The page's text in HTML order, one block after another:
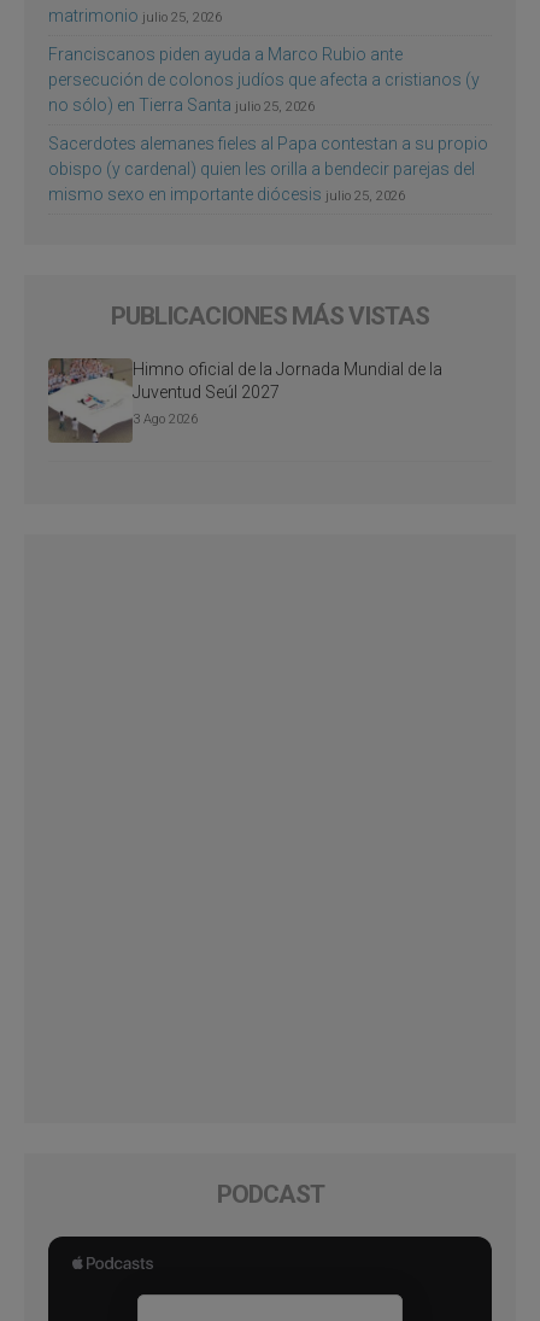
matrimonio julio 25, 2026
Franciscanos piden ayuda a Marco Rubio ante
persecución de colonos judíos que afecta a cristianos (y
no sólo) en Tierra Santa julio 25, 2026
Sacerdotes alemanes fieles al Papa contestan a su propio
obispo (y cardenal) quien les orilla a bendecir parejas del
mismo sexo en importante diócesis julio 25, 2026
PUBLICACIONES MÁS VISTAS
Himno oficial de la Jornada Mundial de la
Juventud Seúl 2027
3 Ago 2026
PODCAST